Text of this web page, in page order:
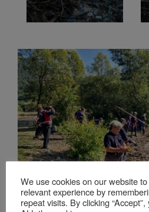
We use cookies on our website
relevant experience by
repeat visits. By clicking